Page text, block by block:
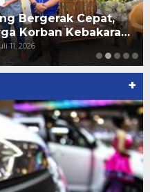
Bergerak Cepat,
Korban Kebakara…
11, 2026
+